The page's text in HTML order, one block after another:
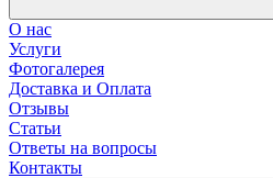
О нас
Услуги
Фотогалерея
Доставка и Оплата
Отзывы
Статьи
Ответы на вопросы
Контакты